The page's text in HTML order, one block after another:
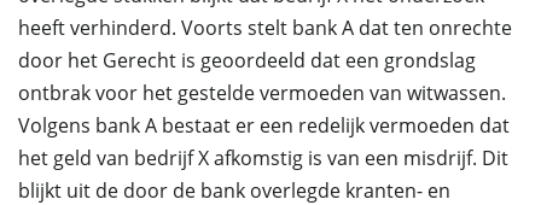
heeft verhinderd. Voorts stelt bank A dat ten onrechte
door het Gerecht is geoordeeld dat een grondslag
ontbrak voor het gestelde vermoeden van witwassen.
Volgens bank A bestaat er een redelijk vermoeden dat
het geld van bedrijf X afkomstig is van een misdrijf. Dit
blijkt uit de door de bank overlegde kranten- en